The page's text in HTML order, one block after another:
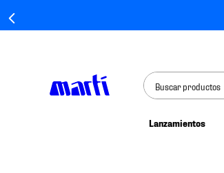
Buscar productos
Lanzamientos